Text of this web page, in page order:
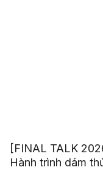
[FINAL TALK
Hành trình dám